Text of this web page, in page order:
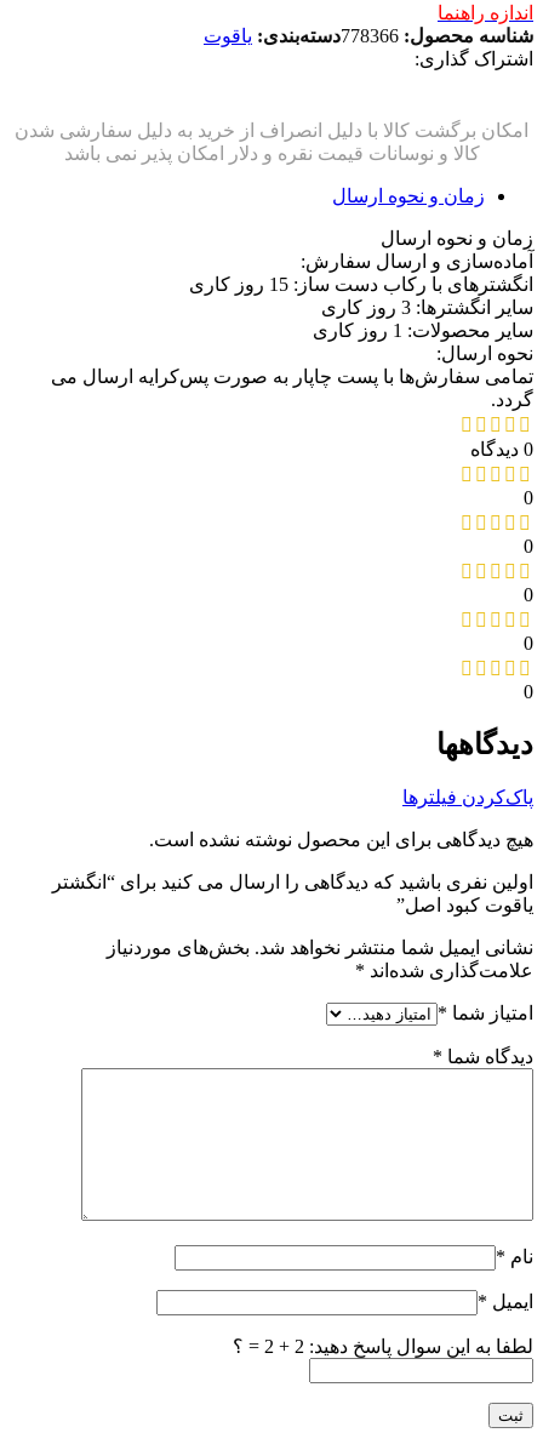
اندازه راهنما
شناسه محصول: 778366دسته‌بندی: یاقوت
اشتراک گذاری:
زمان و نحوه ارسال
زمان و نحوه ارسال
آماده‌سازی و ارسال سفارش:
انگشترهای با رکاب دست ساز: 15 روز کاری
سایر انگشترها: 3 روز کاری
سایر محصولات: 1 روز کاری
نحوه ارسال:
تمامی سفارش‌ها با پست چاپار به صورت پس‌کرایه ارسال می
گردد.
0 دیدگاه
0
0
0
0
0
دیدگاهها
پاک‌کردن فیلترها
هیچ دیدگاهی برای این محصول نوشته نشده است.
اولین نفری باشید که دیدگاهی را ارسال می کنید برای “انگشتر
یاقوت کبود اصل”
نشانی ایمیل شما منتشر نخواهد شد. بخش‌های موردنیاز
علامت‌گذاری شده‌اند *
امتیاز شما *
دیدگاه شما *
نام *
ایمیل *
لطفا به این سوال پاسخ دهید: 2 + 2 = ؟